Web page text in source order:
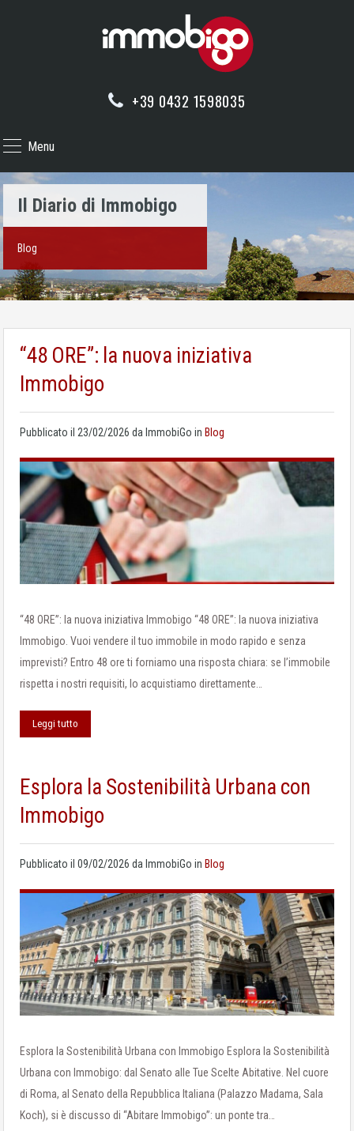
+39 0432 1598035
Menu
Il Diario di Immobigo
Blog
“48 ORE”: la nuova iniziativa
Immobigo
Pubblicato il 23/02/2026 da ImmobiGo in Blog
“48 ORE”: la nuova iniziativa Immobigo “48 ORE”: la nuova iniziativa
Immobigo. Vuoi vendere il tuo immobile in modo rapido e senza
imprevisti? Entro 48 ore ti forniamo una risposta chiara: se l’immobile
rispetta i nostri requisiti, lo acquistiamo direttamente…
Leggi tutto
Esplora la Sostenibilità Urbana con
Immobigo
Pubblicato il 09/02/2026 da ImmobiGo in Blog
Esplora la Sostenibilità Urbana con Immobigo Esplora la Sostenibilità
Urbana con Immobigo: dal Senato alle Tue Scelte Abitative. Nel cuore
di Roma, al Senato della Repubblica Italiana (Palazzo Madama, Sala
Koch), si è discusso di “Abitare Immobigo”: un ponte tra…